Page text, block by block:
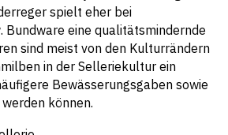
spielt eher bei
Bundware eine qualitätsmindernde
sind meist von den Kulturrändern
in der Selleriekultur ein
Bewässerungsgaben sowie
können.